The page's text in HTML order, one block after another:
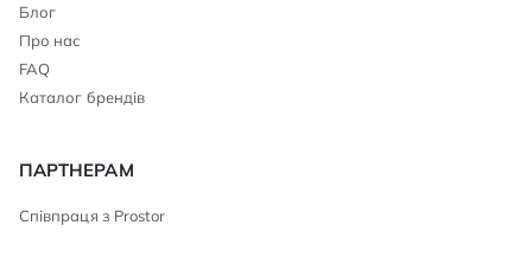
Блог
Про нас
FAQ
Каталог брендів
ПАРТНЕРАМ
Співпраця з Prostor